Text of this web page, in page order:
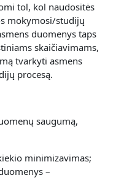
tol, kol naudositės
mokymosi/studijų
duomenys taps
skaičiavimams,
tvarkyti asmens
procesą.
saugumą,
minimizavimas;
–